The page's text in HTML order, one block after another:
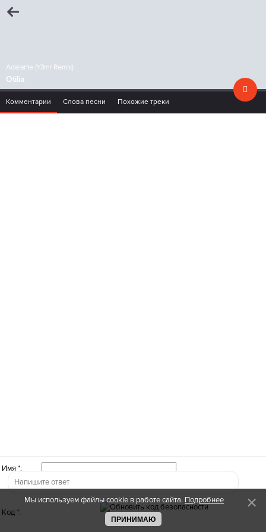
Adelante (Y3mr Remix)
Otilia
Комментарии Слова песни Похожие треки
Имя *:
Код *:
Мы используем файлы cookie в работе сайта. Подробнее
ПРИНИМАЮ